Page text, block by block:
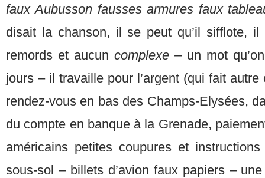
faux Aubusson fausses armures faux
disait la chanson, il se peut qu’il sifflote, il
remords et aucun complexe – un mot
jours – il travaille pour l’argent (qui fait
rendez-vous en bas des Champs-Elysées,
du compte en banque à la Grenade,
américains petites coupures et
sous-sol – billets d’avion faux papiers –